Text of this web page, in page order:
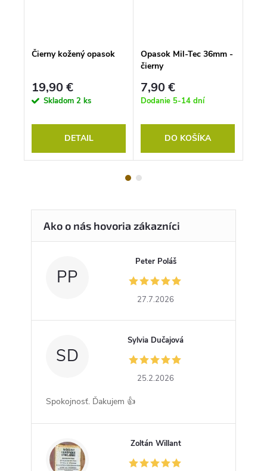
Čierny kožený opasok
19,90 €
Skladom 2 ks
DETAIL
Opasok Mil-Tec 36mm -
čierny
7,90 €
Dodanie 5-14 dní
DO KOŠÍKA
PP
Peter Poláš
27.7.2026
SD
Sylvia Dučajová
25.2.2026
Spokojnosť. Ďakujem 👍
ZW
Zoltán Willant